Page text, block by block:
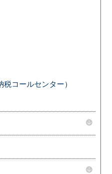
コールセンター）